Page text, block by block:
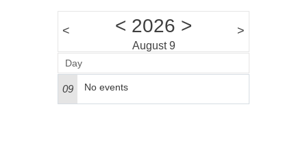
< < 2026 >
August 9
>
Day
09 No events